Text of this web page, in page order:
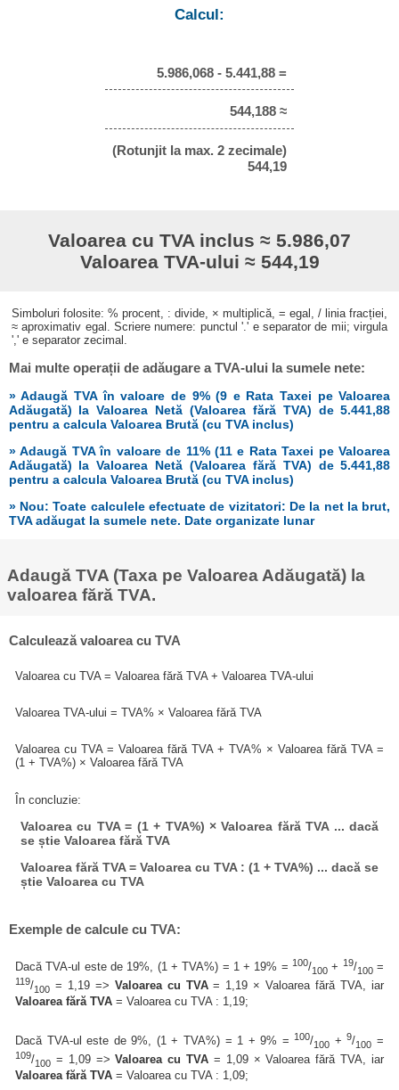
Calcul:
5.986,068 - 5.441,88 =
544,188 ≈
(Rotunjit la max. 2 zecimale)
544,19
Valoarea cu TVA inclus ≈ 5.986,07
Valoarea TVA-ului ≈ 544,19
Simboluri folosite: % procent, : divide, × multiplică, = egal, / linia fracției,
≈ aproximativ egal. Scriere numere: punctul '.' e separator de mii; virgula
',' e separator zecimal.
Mai multe operații de adăugare a TVA-ului la sumele nete:
» Adaugă TVA în valoare de 9% (9 e Rata Taxei pe Valoarea
Adăugată) la Valoarea Netă (Valoarea fără TVA) de 5.441,88
pentru a calcula Valoarea Brută (cu TVA inclus)
» Adaugă TVA în valoare de 11% (11 e Rata Taxei pe Valoarea
Adăugată) la Valoarea Netă (Valoarea fără TVA) de 5.441,88
pentru a calcula Valoarea Brută (cu TVA inclus)
» Nou: Toate calculele efectuate de vizitatori: De la net la brut,
TVA adăugat la sumele nete. Date organizate lunar
Adaugă TVA (Taxa pe Valoarea Adăugată) la
valoarea fără TVA.
Calculează valoarea cu TVA
Valoarea cu TVA = Valoarea fără TVA + Valoarea TVA-ului
Valoarea TVA-ului = TVA% × Valoarea fără TVA
Valoarea cu TVA = Valoarea fără TVA + TVA% × Valoarea fără TVA =
(1 + TVA%) × Valoarea fără TVA
În concluzie:
Valoarea cu TVA = (1 + TVA%) × Valoarea fără TVA ... dacă
se știe Valoarea fără TVA
Valoarea fără TVA = Valoarea cu TVA : (1 + TVA%) ... dacă se
știe Valoarea cu TVA
Exemple de calcule cu TVA:
Dacă TVA-ul este de 19%, (1 + TVA%) = 1 + 19% = 100/100+ 19/100=
119/100 = 1,19 => Valoarea cu TVA= 1,19 × Valoarea fără TVA, iar
Valoarea fără TVA = Valoarea cu TVA : 1,19;
Dacă TVA-ul este de 9%, (1 + TVA%) = 1 + 9% =100/100 +9/100 =
109/100 = 1,09 =>Valoarea cu TVA = 1,09 × Valoarea fără TVA, iar
Valoarea fără TVA = Valoarea cu TVA : 1,09;